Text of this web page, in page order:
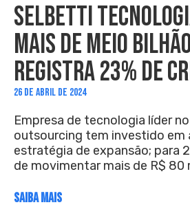
SELBETTI
MAIS DE MEIO
REGISTRA 23% DE
26 DE ABRIL DE 2024
Empresa de tecnologia líder
outsourcing tem investido em
estratégia de expansão; para
de movimentar mais de R$ 80
SAIBA MAIS